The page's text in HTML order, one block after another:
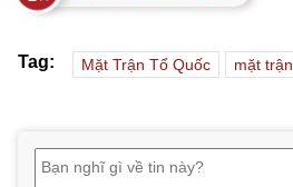
Tag: Mặt Trận Tổ Quốc mặt trận